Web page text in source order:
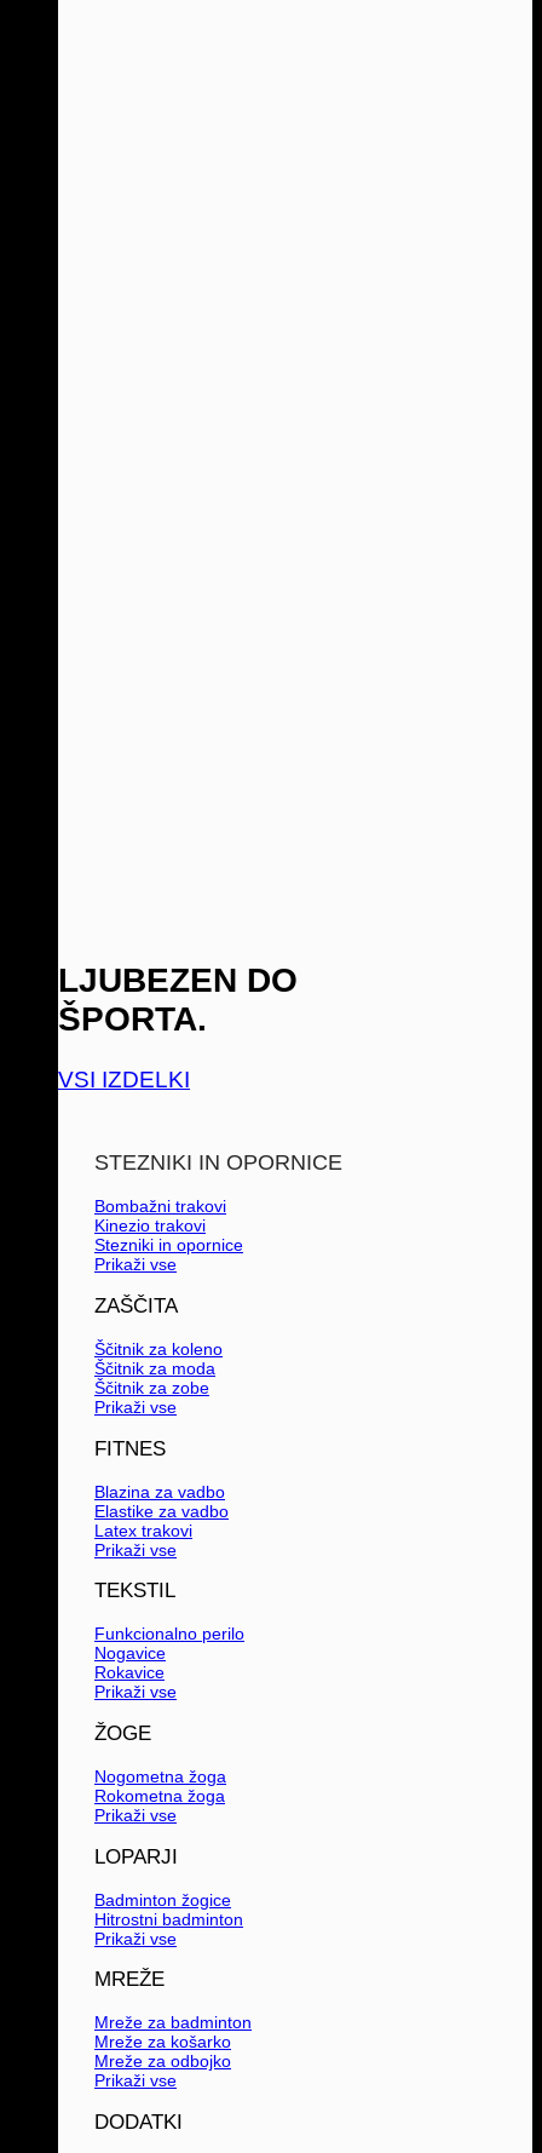
LJUBEZEN DO
ŠPORTA.
VSI IZDELKI
STEZNIKI IN OPORNICE
Bombažni trakovi
Kinezio trakovi
Stezniki in opornice
Prikaži vse
ZAŠČITA
Ščitnik za koleno
Ščitnik za moda
Ščitnik za zobe
Prikaži vse
FITNES
Blazina za vadbo
Elastike za vadbo
Latex trakovi
Prikaži vse
TEKSTIL
Funkcionalno perilo
Nogavice
Rokavice
Prikaži vse
ŽOGE
Nogometna žoga
Rokometna žoga
Prikaži vse
LOPARJI
Badminton žogice
Hitrostni badminton
Prikaži vse
MREŽE
Mreže za badminton
Mreže za košarko
Mreže za odbojko
Prikaži vse
DODATKI